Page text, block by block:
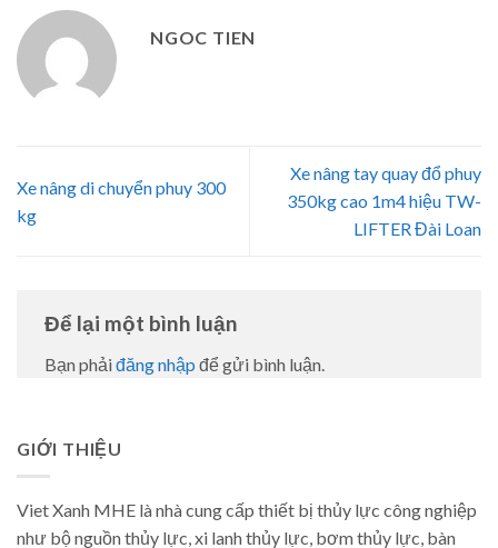
NGOC TIEN
Xe nâng di chuyển phuy 300
kg
Xe nâng tay quay đổ phuy
350kg cao 1m4 hiệu TW-
LIFTER Đài Loan
Để lại một bình luận
Bạn phải đăng nhập để gửi bình luận.
GIỚI THIỆU
Viet Xanh MHE là nhà cung cấp thiết bị thủy lực công nghiệp
như bộ nguồn thủy lực, xi lanh thủy lực, bơm thủy lực, bàn